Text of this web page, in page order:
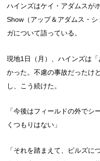
ハインズはケイ・アダムスが
Show（アップ＆アダムス・
ガについて語っている。
現地1日（月）、ハインズは
かった。不慮の事故だったけ
し、こう続けた。
「今後はフィールドの外で
くつもりはない」
「それを踏まえて、ビルズに